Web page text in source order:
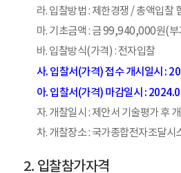
라. 입찰방법 : 제한경쟁 / 총액입찰
마. 기초금액 : 금 99,940,000원(부
바. 입찰방식(가격) : 전자입찰
사. 입찰서(가격) 접수 개시일시 :
아. 입찰서(가격) 마감일시 :
자. 개찰일시 : 제안서 기술평가 후
차. 개찰장소 : 국가종합전자조달시
입찰참가자격